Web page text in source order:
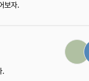
보자.
.